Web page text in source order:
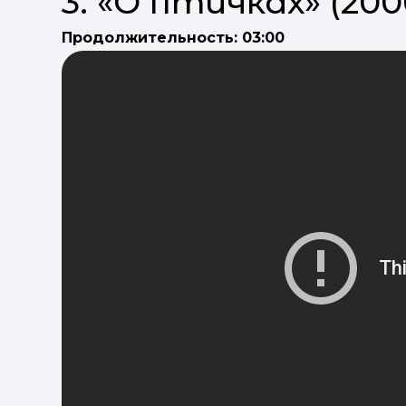
Продолжительность: 03:00